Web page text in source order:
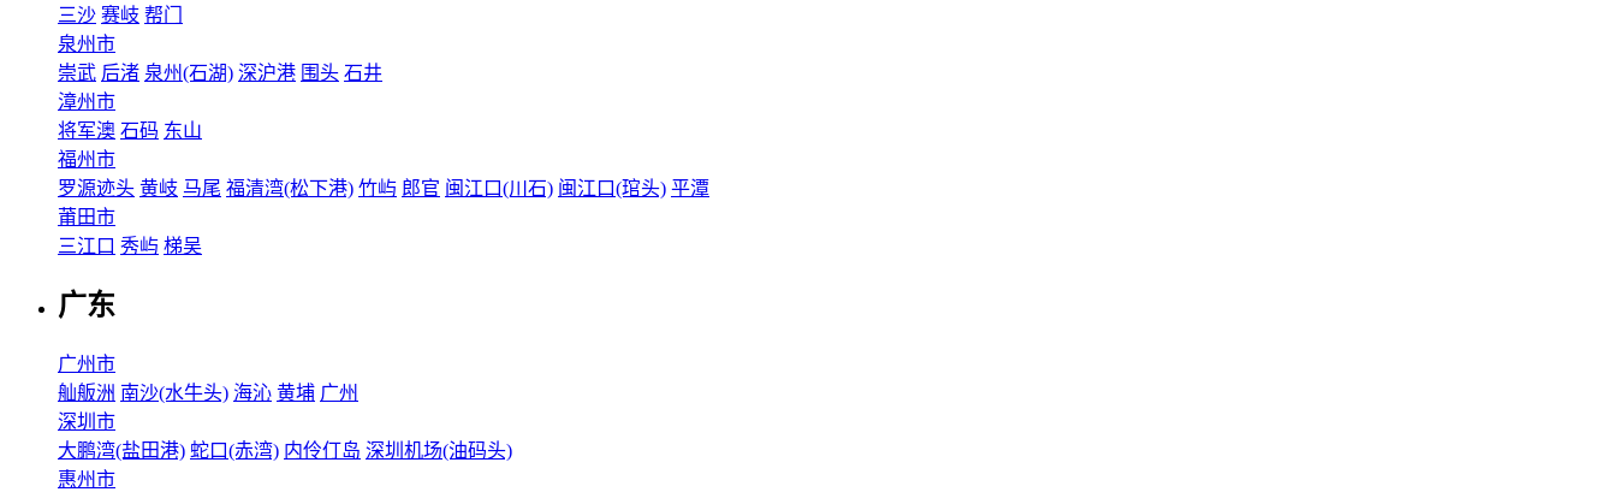
三沙 赛岐 帮门
泉州市
崇武 后渚 泉州(石湖) 深沪港 围头 石井
漳州市
将军澳 石码 东山
福州市
罗源迹头 黄岐 马尾 福清湾(松下港) 竹屿 郎官 闽江口(川石) 闽江口(琯头) 平潭
莆田市
三江口 秀屿 梯吴
广东
广州市
舢舨洲 南沙(水牛头) 海沁 黄埔 广州
深圳市
大鹏湾(盐田港) 蛇口(赤湾) 内伶仃岛 深圳机场(油码头)
惠州市